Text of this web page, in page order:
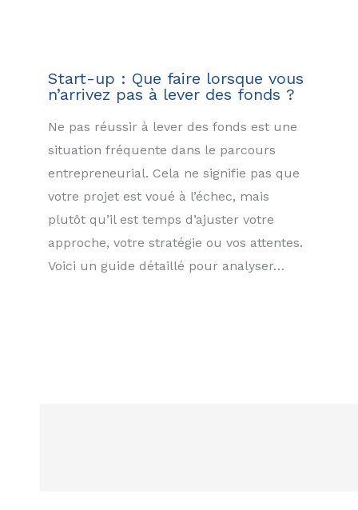
Start-up : Que faire lorsque vous
n’arrivez pas à lever des fonds ?
Ne pas réussir à lever des fonds est une
situation fréquente dans le parcours
entrepreneurial. Cela ne signifie pas que
votre projet est voué à l’échec, mais
plutôt qu’il est temps d’ajuster votre
approche, votre stratégie ou vos attentes.
Voici un guide détaillé pour analyser…